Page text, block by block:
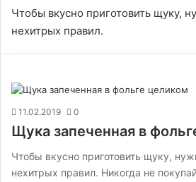
Чтобы вкусно приготовить щуку,
нехитрых правил.
11.02.2019 0
Щука запеченная в
Чтобы вкусно приготовить щуку,
нехитрых правил. Никогда не